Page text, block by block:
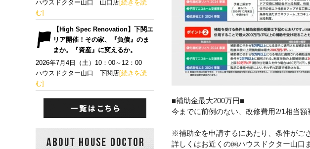
■補助金最大200万円■
今までに前例のない、改修費用2/1相当
※補助金を申請するにあたり、条件がご
詳しくはお近くの㈱ハウスドクター山口
ハウスドクター山口 山口店[続きを読
む]
【High Spec Renovation】下関エ
リア開催！その家、『負債』のま
まか。『資産』に変えるか。
2026年7月4日（土）10：00～12：00
ハウスドクター山口 下関店[続きを読
む]